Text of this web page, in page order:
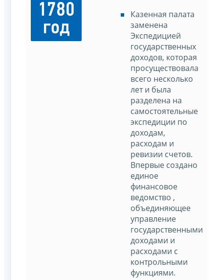
1780
год
Казенная палата
заменена
Экспедицией
государственных
доходов, которая
просуществовала
всего несколько
лет и была
разделена на
самостоятельные
экспедиции по
доходам,
расходам и
ревизии счетов.
Впервые создано
единое
финансовое
ведомство ,
объединяющее
управление
государственными
доходами и
расходами с
контрольными
функциями.